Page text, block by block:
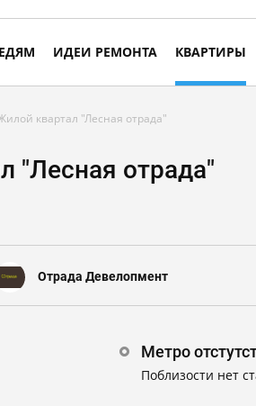
ИДЕИ РЕМОНТА КВАРТИРЫ
квартал "Лесная отрада"
"Лесная отрада"
Отрада Девелопмент
Метро
Поблизости нет